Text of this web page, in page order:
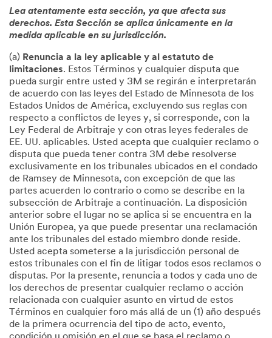
Lea atentamente esta sección, ya que afecta sus
derechos. Esta Sección se aplica únicamente en la
medida aplicable en su jurisdicción.
(a) Renuncia a la ley aplicable y al estatuto de
limitaciones. Estos Términos y cualquier disputa que
pueda surgir entre usted y 3M se regirán e interpretarán
de acuerdo con las leyes del Estado de Minnesota de los
Estados Unidos de América, excluyendo sus reglas con
respecto a conflictos de leyes y, si corresponde, con la
Ley Federal de Arbitraje y con otras leyes federales de
EE. UU. aplicables. Usted acepta que cualquier reclamo o
disputa que pueda tener contra 3M debe resolverse
exclusivamente en los tribunales ubicados en el condado
de Ramsey de Minnesota, con excepción de que las
partes acuerden lo contrario o como se describe en la
subsección de Arbitraje a continuación. La disposición
anterior sobre el lugar no se aplica si se encuentra en la
Unión Europea, ya que puede presentar una reclamación
ante los tribunales del estado miembro donde reside.
Usted acepta someterse a la jurisdicción personal de
estos tribunales con el fin de litigar todos esos reclamos o
disputas. Por la presente, renuncia a todos y cada uno de
los derechos de presentar cualquier reclamo o acción
relacionada con cualquier asunto en virtud de estos
Términos en cualquier foro más allá de un (1) año después
de la primera ocurrencia del tipo de acto, evento,